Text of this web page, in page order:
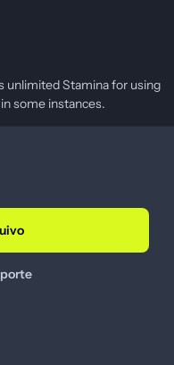
unlimited Stamina for using
some instances.